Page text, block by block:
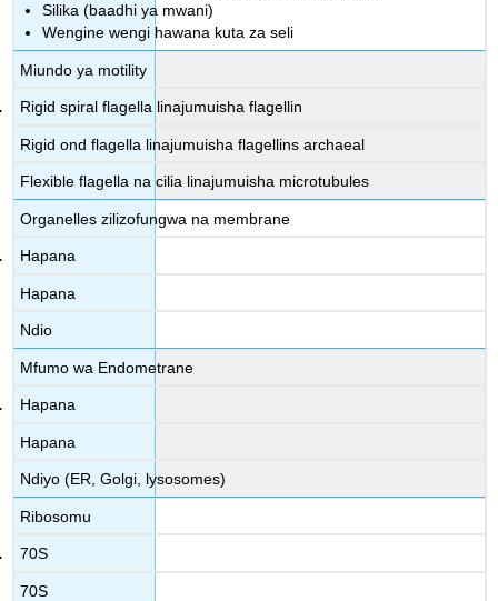
Silika (baadhi ya mwani)
Wengine wengi hawana kuta za seli
Miundo ya motility
Rigid spiral flagella linajumuisha flagellin
Rigid ond flagella linajumuisha flagellins archaeal
Flexible flagella na cilia linajumuisha microtubules
Organelles zilizofungwa na membrane
Hapana
Hapana
Ndio
Mfumo wa Endometrane
Hapana
Hapana
Ndiyo (ER, Golgi, lysosomes)
Ribosomu
70S
70S